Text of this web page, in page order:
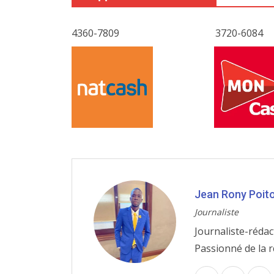
4360-7809 3720-6084
Jean Rony
Journaliste
Journaliste-
Passionné de la